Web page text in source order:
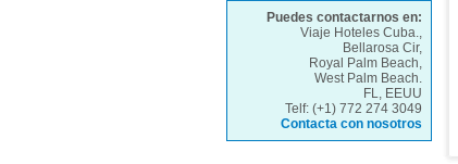
Puedes contactarnos en:
Viaje Hoteles Cuba.,
Bellarosa Cir,
Royal Palm Beach,
West Palm Beach.
FL, EEUU
Telf: (+1) 772 274 3049
Contacta con nosotros